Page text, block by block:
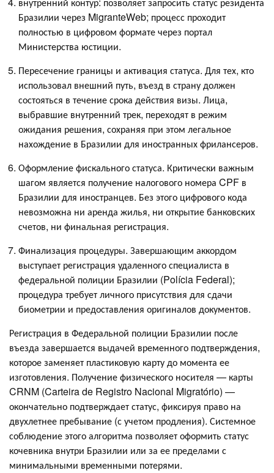
Бразилии через MigranteWeb; процесс проходит
полностью в цифровом формате через портал
Министерства юстиции.
Пересечение границы и активация статуса. Для тех, кто
использовал внешний путь, въезд в страну должен
состояться в течение срока действия визы. Лица,
выбравшие внутренний трек, переходят в режим
ожидания решения, сохраняя при этом легальное
нахождение в Бразилии для иностранных фрилансеров.
Оформление фискального статуса. Критически важным
шагом является получение налогового номера CPF в
Бразилии для иностранцев. Без этого цифрового кода
невозможна ни аренда жилья, ни открытие банковских
счетов, ни финальная регистрация.
Финализация процедуры. Завершающим аккордом
выступает регистрация удаленного специалиста в
федеральной полиции Бразилии (Polícia Federal);
процедура требует личного присутствия для сдачи
биометрии и предоставления оригиналов документов.
Регистрация в Федеральной полиции Бразилии после
въезда завершается выдачей временного подтверждения,
которое заменяет пластиковую карту до момента ее
изготовления. Получение физического носителя — карты
CRNM (Carteira de Registro Nacional Migratório) —
окончательно подтверждает статус, фиксируя право на
двухлетнее пребывание (с учетом продления). Системное
соблюдение этого алгоритма позволяет оформить статус
кочевника внутри Бразилии или за ее пределами с
минимальными временными потерями.